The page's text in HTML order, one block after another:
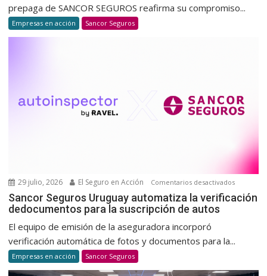
una
cultura
y
habitual
prepaga de SANCOR SEGUROS reafirma su compromiso...
Empresas en acción Sancor Seguros
29 julio, 2026 El Seguro en Acción Comentarios desactivadosen
Sancor
la
Sancor Seguros Uruguay automatiza la verificación
dedocumentos para la suscripción de autos
El equipo de emisión de la aseguradora incorporó
verificación automática de fotos y documentos para la...
Empresas en acción Sancor Seguros